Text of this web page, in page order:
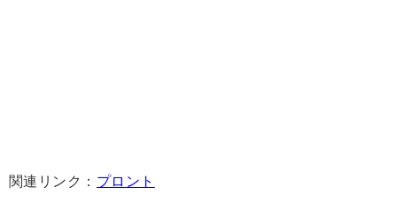
関連リンク： プロント